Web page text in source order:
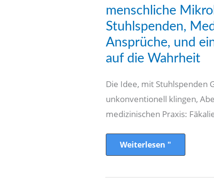
menschliche
Stuhlspenden,
Ansprüche, und
auf die Wahrheit
Die Idee, mit Stuhlspenden
unkonventionell klingen,
medizinischen Praxis:
menschliche
Mikroben.org:
Stuhlspenden,
Medizinische
Ansprüche,
und
ein
genauerer
die
Wahrheit
Weiterlesen "